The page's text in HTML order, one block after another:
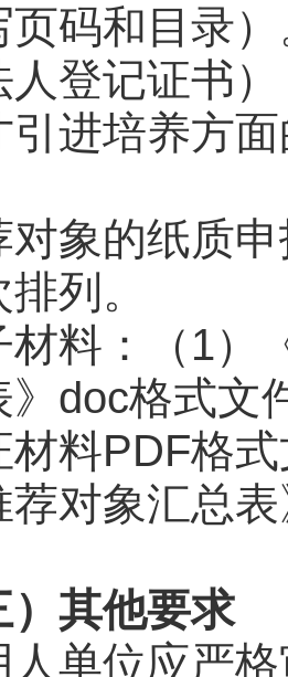
页码和目录
人登记证书
引进培养方
的纸质申
列。
：（1）《
》doc格式文
材料PDF格
荐对象汇总
）其他要求
位应严格